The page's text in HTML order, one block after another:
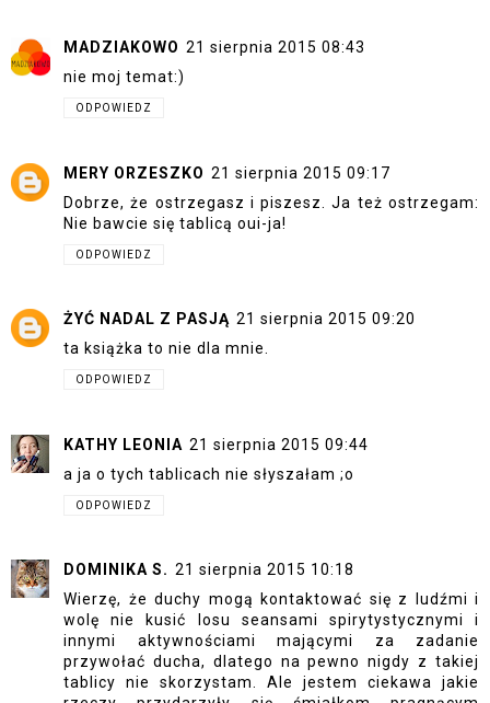
MADZIAKOWO 21 sierpnia 2015 08:43
nie moj temat:)
ODPOWIEDZ
MERY ORZESZKO 21 sierpnia 2015 09:17
Dobrze, że ostrzegasz i piszesz. Ja też ostrzegam:
Nie bawcie się tablicą oui-ja!
ODPOWIEDZ
ŻYĆ NADAL Z PASJĄ 21 sierpnia 2015 09:20
ta książka to nie dla mnie.
ODPOWIEDZ
KATHY LEONIA 21 sierpnia 2015 09:44
a ja o tych tablicach nie słyszałam ;o
ODPOWIEDZ
DOMINIKA S. 21 sierpnia 2015 10:18
Wierzę, że duchy mogą kontaktować się z ludźmi i
wolę nie kusić losu seansami spirytystycznymi i
innymi aktywnościami mającymi za zadanie
przywołać ducha, dlatego na pewno nigdy z takiej
tablicy nie skorzystam. Ale jestem ciekawa jakie